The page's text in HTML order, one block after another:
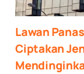
Lawan
Ciptakan